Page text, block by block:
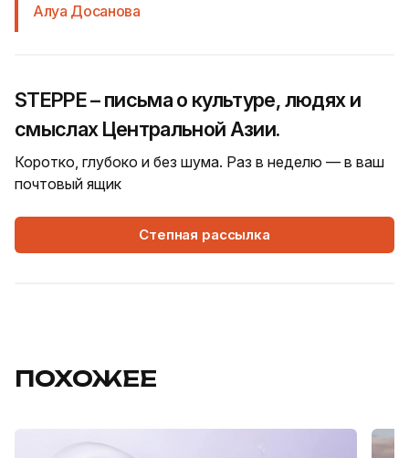
Алуа Досанова
STEPPE – письма о культуре, людях и
смыслах Центральной Азии.
Коротко, глубоко и без шума. Раз в неделю — в ваш
почтовый ящик
Степная рассылка
ПОХОЖЕЕ